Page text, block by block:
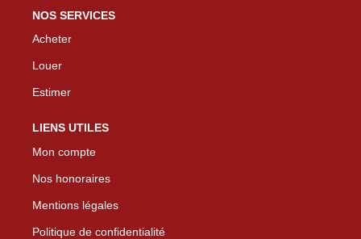
NOS SERVICES
Acheter
Louer
Estimer
LIENS UTILES
Mon compte
Nos honoraires
Mentions légales
Politique de confidentialité